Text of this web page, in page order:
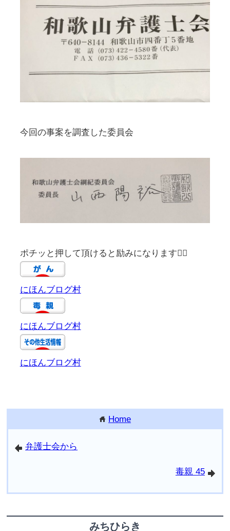
今回の事案を調査した委員会
ポチッと押して頂けると励みになります🙇‍♀️
にほんブログ村
にほんブログ村
にほんブログ村
home Home
arrowleft 弁護士会から
arrowright
毒親 45
みちひらき